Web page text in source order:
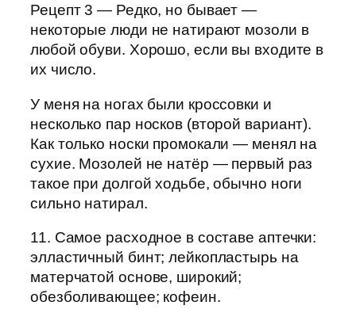
Рецепт 3 — Редко, но бывает —
некоторые люди не натирают мозоли в
любой обуви. Хорошо, если вы входите в
их число.
У меня на ногах были кроссовки и
несколько пар носков (второй вариант).
Как только носки промокали — менял на
сухие. Мозолей не натёр — первый раз
такое при долгой ходьбе, обычно ноги
сильно натирал.
11. Самое расходное в составе аптечки:
элластичный бинт; лейкопластырь на
матерчатой основе, широкий;
обезболивающее; кофеин.